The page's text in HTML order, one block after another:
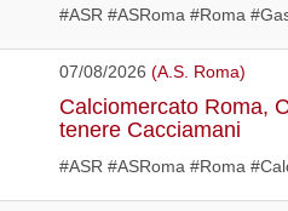
#ASR #ASRoma #Roma
07/08/2026 (A.S. Roma)
Calciomercato Roma,
tenere Cacciamani
#ASR #ASRoma #Roma